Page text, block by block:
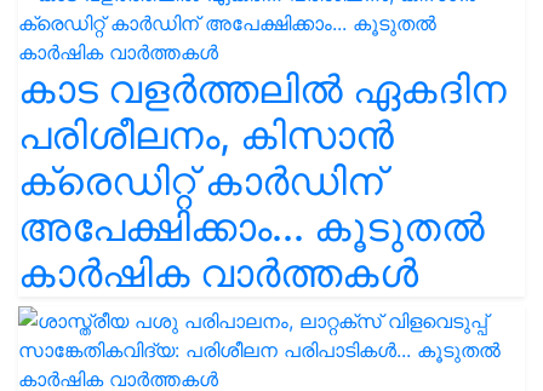
കാട വളര്‍ത്തലിൽ ഏകദിന
പരിശീലനം, കിസാൻ
ക്രെഡിറ്റ് കാർഡിന്
അപേക്ഷിക്കാം... കൂടുതൽ
കാർഷിക വാർത്തകൾ